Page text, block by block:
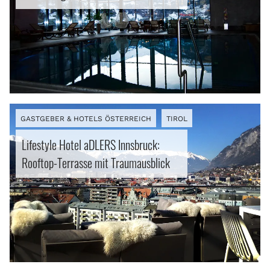
GASTGEBER & HOTELS ÖSTERREICH TIROL
Lifestyle Hotel aDLERS Innsbruck:
Rooftop-Terrasse mit Traumausblick